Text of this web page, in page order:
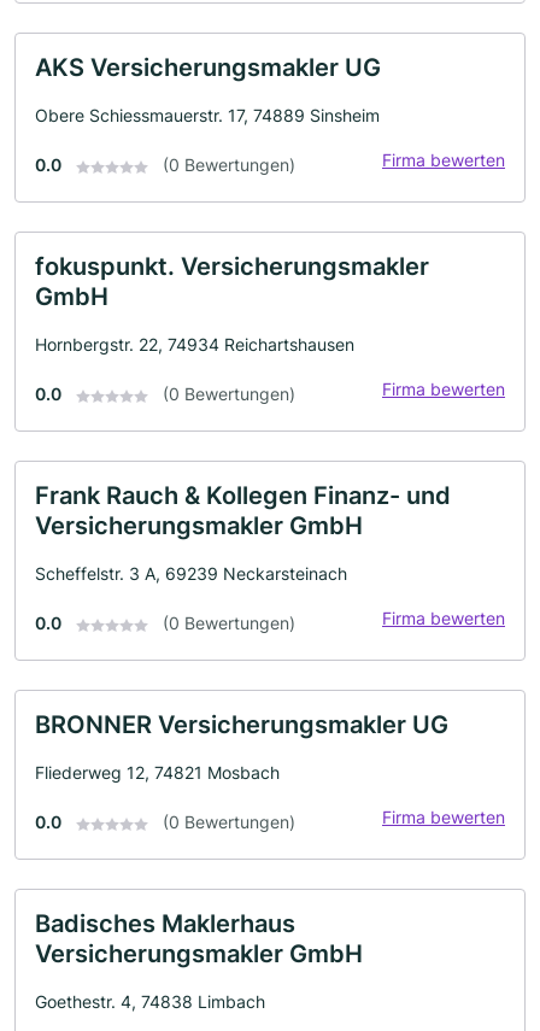
AKS Versicherungsmakler UG
Obere Schiessmauerstr. 17, 74889 Sinsheim
0.0 (0 Bewertungen) Firma bewerten
fokuspunkt. Versicherungsmakler
GmbH
Hornbergstr. 22, 74934 Reichartshausen
0.0 (0 Bewertungen) Firma bewerten
Frank Rauch & Kollegen Finanz- und
Versicherungsmakler GmbH
Scheffelstr. 3 A, 69239 Neckarsteinach
0.0 (0 Bewertungen) Firma bewerten
BRONNER Versicherungsmakler UG
Fliederweg 12, 74821 Mosbach
0.0 (0 Bewertungen) Firma bewerten
Badisches Maklerhaus
Versicherungsmakler GmbH
Goethestr. 4, 74838 Limbach